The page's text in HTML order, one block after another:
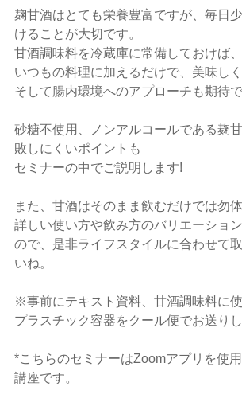
麹甘酒はとても栄養豊富ですが、毎日
けることが大切です。
甘酒調味料を冷蔵庫に常備しておけば、
いつもの料理に加えるだけで、美味し
そして腸内環境へのアプローチも期待で
砂糖不使用、ノンアルコールである麹
敗しにくいポイントも
セミナーの中でご説明します!
また、甘酒はそのまま飲むだけでは勿
詳しい使い方や飲み方のバリエーショ
ので、是非ライフスタイルに合わせて
いね。
※事前にテキスト資料、甘酒調味料に使
プラスチック容器をクール便でお送りし
*こちらのセミナーはZoomアプリを使
講座です。